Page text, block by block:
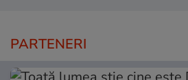
PARTENERI